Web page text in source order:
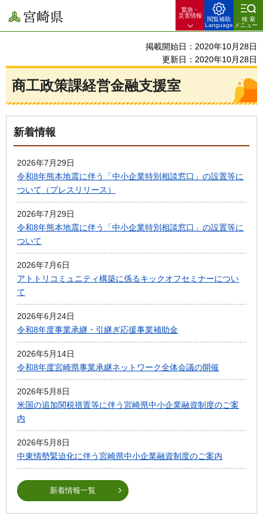
宮崎県
緊急・
災害情報
閲覧補助
Language
検索
メニュー
掲載開始日：2020年10月28日
更新日：2020年10月28日
商工政策課経営金融支援室
新着情報
2026年7月29日
令和8年熊本地震に伴う「中小企業特別相談窓口」の設置等に
ついて（プレスリリース）
2026年7月29日
令和8年熊本地震に伴う「中小企業特別相談窓口」の設置等に
ついて
2026年7月6日
アトトリコミュニティ構築に係るキックオフセミナーについ
て
2026年6月24日
令和8年度事業承継・引継ぎ応援事業補助金
2026年5月14日
令和8年度宮崎県事業承継ネットワーク全体会議の開催
2026年5月8日
米国の追加関税措置等に伴う宮崎県中小企業融資制度のご案
内
2026年5月8日
中東情勢緊迫化に伴う宮崎県中小企業融資制度のご案内
新着情報一覧